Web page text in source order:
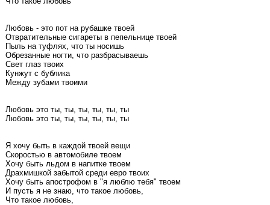
Любовь - это пот на рубашке твоей
Отвратительные сигареты в пепельнице твоей
Пыль на туфлях, что ты носишь
Обрезанные ногти, что разбрасываешь
Свет глаз твоих
Кунжут с бублика
Между зубами твоими
Любовь это ты, ты, ты, ты, ты, ты
Любовь это ты, ты, ты, ты, ты, ты
Я хочу быть в каждой твоей вещи
Скоростью в автомобиле твоем
Хочу быть льдом в напитке твоем
Драхмишкой забытой среди евро твоих
Хочу быть апострофом в "я люблю тебя" твоем
И пусть я не знаю, что такое любовь,
Что такое любовь,